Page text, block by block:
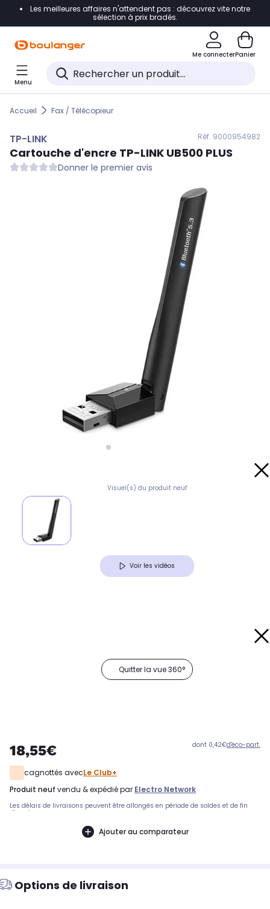
Accéder directement à la navigation
Accéder directement au pied de page
Accéder directement au chatbot
Les meilleures affaires n'attendent pas : découvrez vite notre
sélection à prix bradés.
Me connecterPanier
Menu
Accueil Fax / Télécopieur
TP-LINK Réf. 9000954982
Cartouche d'encre TP-LINK UB500 PLUS
Donner le premier avis
Visuel(s) du produit neuf
Voir les vidéos
Quitter la vue 360°
18,55€ dont 0,42€d'éco-part.
cagnottés avecLe Club+
produit neuf vendu & expédié par Electro Network
Les délais de livraisons peuvent être allongés en période de soldes et de fin
d'année.
Ajouter au comparateur
Options de livraison